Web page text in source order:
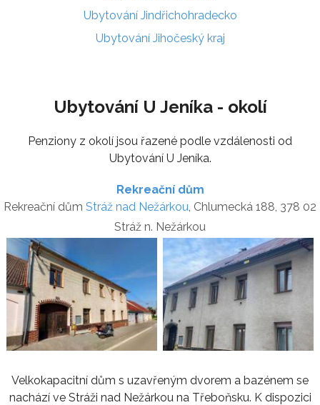
Ubytování Jindřichohradecko
Ubytování Jihočeský kraj
Ubytování U Jeníka - okolí
Penziony z okolí jsou řazené podle vzdálenosti od
Ubytování U Jeníka.
Rekreační dům
Rekreační dům Stráž nad Nežárkou , Chlumecká 188, 378 02
Stráž n. Nežárkou
Velkokapacitní dům s uzavřeným dvorem a bazénem se
nachází ve Stráži nad Nežárkou na Třeboňsku. K dispozici